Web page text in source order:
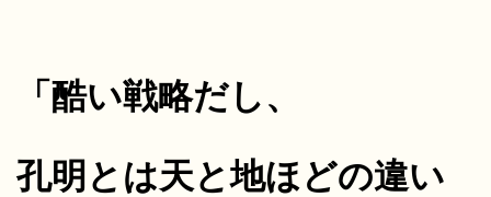
「酷い戦略だし、
孔明とは天と地ほどの違い